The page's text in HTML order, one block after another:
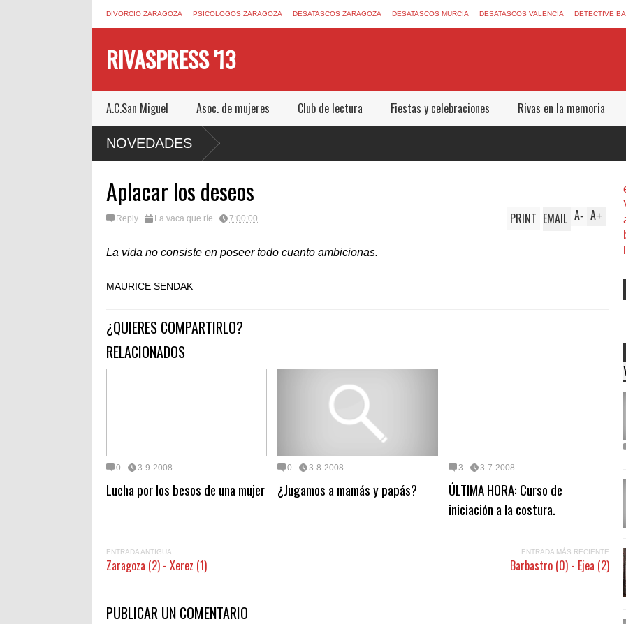
DIVORCIO ZARAGOZA PSICOLOGOS ZARAGOZA DESATASCOS ZARAGOZA DESATASCOS MURCIA DESATASCOS VALENCIA DETECTIVE
RIVASPRESS '13
A.C.San Miguel Asoc. de mujeres Club de lectura Fiestas y celebraciones Rivas en la memoria
NOVEDADES
UN ESCAPE ROOM DE MUCHO MIEDO EN
Aplacar los deseos
Reply La vaca que ríe 7:00:00 A+
A-
PRINT EMAIL
La vida no consiste en poseer todo cuanto ambicionas.
MAURICE SENDAK
¿QUIERES COMPARTIRLO?
RELACIONADOS
0 3-9-2008
Lucha por los besos de una mujer
0 3-8-2008
¿Jugamos a mamás y papás?
3 3-7-2008
ÚLTIMA HORA: Curso de
iniciación a la costura.
ENTRADA ANTIGUA
Zaragoza (2) - Xerez (1)
ENTRADA MÁS RECIENTE
Barbastro (0) - Ejea (2)
PUBLICAR UN COMENTARIO